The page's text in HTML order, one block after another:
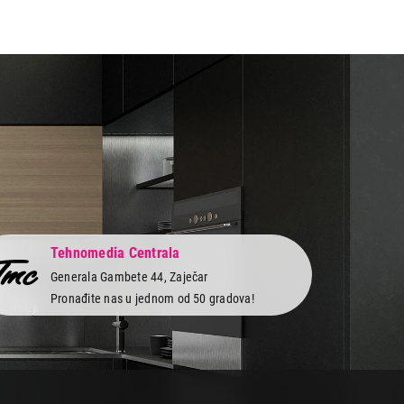
Tehnomedia Centrala
Generala Gambete 44, Zaječar
Pronađite nas u jednom od 50 gradova!